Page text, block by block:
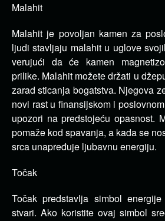
Malahit
Malahit je povoljan kamen za
ljudi stavljaju malahit u uglove
verujući da će kamen
prilike. Malahit možete držati u
zarad sticanja bogatstva. Njegova
novi rast u finansijskom i
upozori na predstojeću opasnost.
pomaže kod spavanja, a kada se
srca unapređuje ljubavnu energiju.
Točak
Točak predstavlja simbol
stvari. Ako koristite ovaj simbol